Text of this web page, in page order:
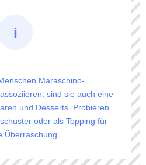
Maraschino-
sind sie auch eine
und Desserts. Probieren
oder als Topping für
Überraschung.